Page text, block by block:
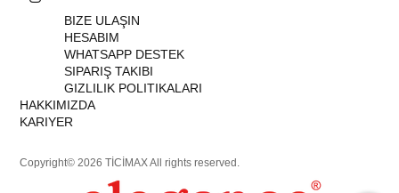
BIZE ULAŞIN
HESABIM
WHATSAPP DESTEK
SIPARIŞ TAKIBI
GIZLILIK POLITIKALARI
HAKKIMIZDA
KARIYER
Copyright© 2026 TİCİMAX All rights reserved.